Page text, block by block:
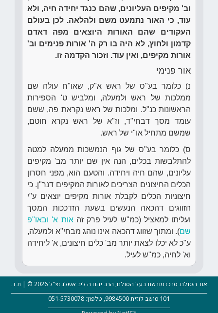
וב' מקיפים העליונים, שהם כנגד יחידה חיה, ולא
עוד, כי האור נתמעט משם ולהלאה. לכן בעולם
העקודים שהם האורות היוצאים מפה דאדם
קדמון ולחוץ, לא היה בו רק ה' אורות פנימים וב'
אורות מקיפים, ואין עוד. וזכור הקדמה זו.
אור פנימי
נ) כלומר בע"ס של ראש א"ק, שאו"ח עולה שם
ממלכות של ראש ולמעלה, ומלביש ט' הספירות
הראשונות כנ"ל. ומלכות של ראש נקראת פה, ששם
עומד מסך דבחי"ד, וז"א של ראש נקרא חוטם,
שמשם מתחיל או"י של ראש.
ס) כלומר בע"ס של גוף הנמשכות ממעלה למטה
להתלבשות בכלים, הנה אין שם יותר מב' מקיפים
עליונים, שהם חיה ויחידה. והטעם הוא, מפני חסרון
הכלים החיצונים הצריכים לאורות המקיפים דנר"ן. כי
חיצוניות הכלים לקבלת אורות מקיפים יוצאים ע"י
הזווגים דהכאה הנעשים בשעת הזדככות המסך
ועליתו למאציל (כמ"ש לעיל פרק זהאות א' ובאו"פ
שם). ומתוך שזווג דהכאה אינו נוהג מבחי"א ולמעלה,
ע"כ לא יכלו לצאת יותר מב' כלים חיצונים, א' ליחידה
וא' לחיה, כמ"ש לעיל.
אור הסולם: מרכז מורשת בעל הסולם, הרב יהודה ליב אשלג זצ"ל 2026 © | ת.ד.
101 מושב לוזית 9984500, טלפון: 051-5730078